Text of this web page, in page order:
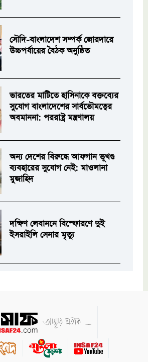
সৌদি-বাংলাদেশ সম্পর্ক জোরদারে
উচ্চপর্যায়ের বৈঠক অনুষ্ঠিত
ভারতের মাটিতে হাসিনাকে বক্তব্যের
সুযোগ বাংলাদেশের সার্বভৌমত্বের
অবমাননা: পররাষ্ট্র মন্ত্রণালয়
অন্য দেশের বিরুদ্ধে আফগান ভূখণ্ড
ব্যবহারের সুযোগ নেই: মাওলানা
মুজাহিদ
দক্ষিণ লেবাননে বিস্ফোরণে দুই
ইসরাইলি সেনার মৃত্যু